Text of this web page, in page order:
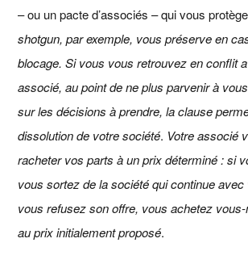
– ou un pacte d’associés – qui vous
shotgun, par exemple, vous préserve en
blocage. Si vous vous retrouvez en conflit
associé, au point de ne plus parvenir à
sur les décisions à prendre, la clause
dissolution de votre société. Votre associé
racheter vos parts à un prix déterminé : si
vous sortez de la société qui continue
vous refusez son offre, vous achetez
au prix initialement proposé.